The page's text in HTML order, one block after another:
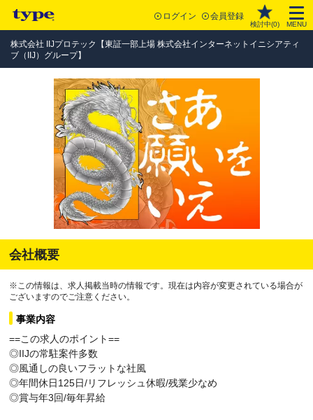
ログイン 会員登録
検討中(0) MENU
株式会社 IIJプロテック【東証一部上場 株式会社インターネットイニシアティ
ブ（IIJ）グループ】
会社概要
※この情報は、求人掲載当時の情報です。現在は内容が変更されている場合が
ございますのでご注意ください。
事業内容
==この求人のポイント==
◎IIJの常駐案件多数
◎風通しの良いフラットな社風
◎年間休日125日/リフレッシュ休暇/残業少なめ
◎賞与年3回/毎年昇給